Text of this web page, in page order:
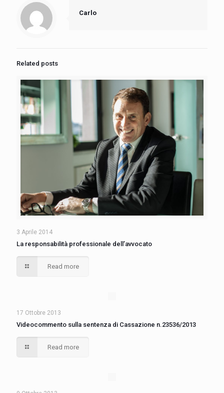
Carlo
Related posts
3 Aprile 2014
La responsabilità professionale dell’avvocato
Read more
17 Ottobre 2013
Videocommento sulla sentenza di Cassazione n.23536/2013
Read more